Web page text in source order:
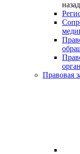
назад
Правовая